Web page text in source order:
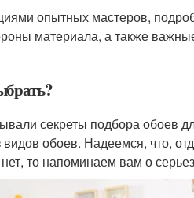
опытных мастеров,
материала, а также
секреты подбора обоев
видов обоев. Надеемся, что,
то напоминаем вам о